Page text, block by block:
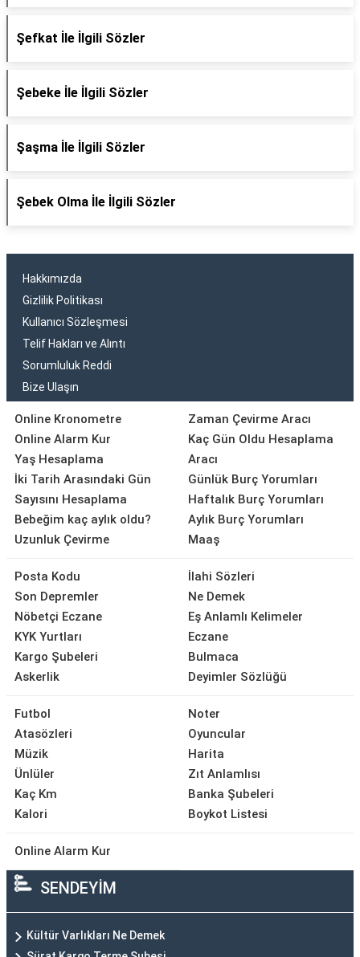
Şefkat İle İlgili Sözler
Şebeke İle İlgili Sözler
Şaşma İle İlgili Sözler
Şebek Olma İle İlgili Sözler
Hakkımızda
Gizlilik Politikası
Kullanıcı Sözleşmesi
Telif Hakları ve Alıntı
Sorumluluk Reddi
Bize Ulaşın
Online Kronometre
Online Alarm Kur
Yaş Hesaplama
İki Tarih Arasındaki Gün
Sayısını Hesaplama
Bebeğim kaç aylık oldu?
Uzunluk Çevirme
Zaman Çevirme Aracı
Kaç Gün Oldu Hesaplama
Aracı
Günlük Burç Yorumları
Haftalık Burç Yorumları
Aylık Burç Yorumları
Maaş
Posta Kodu
Son Depremler
Nöbetçi Eczane
KYK Yurtları
Kargo Şubeleri
Askerlik
İlahi Sözleri
Ne Demek
Eş Anlamlı Kelimeler
Eczane
Bulmaca
Deyimler Sözlüğü
Futbol
Atasözleri
Müzik
Ünlüler
Kaç Km
Kalori
Noter
Oyuncular
Harita
Zıt Anlamlısı
Banka Şubeleri
Boykot Listesi
Online Alarm Kur
SENDEYİM
Kültür Varlıkları Ne Demek